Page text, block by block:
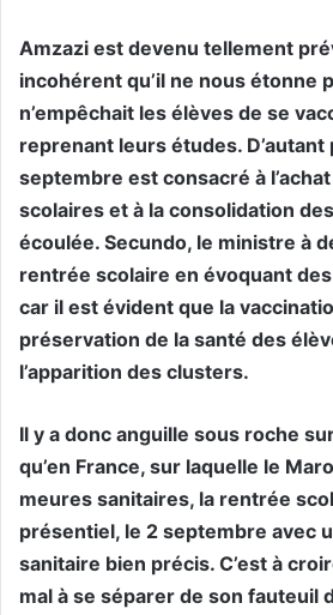
Amzazi est devenu tellement
incohérent qu’il ne nous étonne
n’empêchait les élèves de se
reprenant leurs études. D’autant
septembre est consacré à
scolaires et à la consolidation
écoulée. Secundo, le ministre à
rentrée scolaire en évoquant
car il est évident que la
préservation de la santé des
l’apparition des clusters.
Il y a donc anguille sous roche
qu’en France, sur laquelle le
meures sanitaires, la rentrée
présentiel, le 2 septembre avec
sanitaire bien précis. C’est à
mal à se séparer de son fauteuil